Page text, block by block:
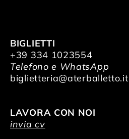
BIGLIETTI
+39 334 1023554
Telefono e WhatsApp
biglietteria@aterballetto.it
LAVORA CON NOI
invia cv